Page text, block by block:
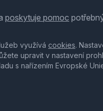
poskytuje pomoc
využívá cookies.
upravit v nastavení
s nařízením Evropské